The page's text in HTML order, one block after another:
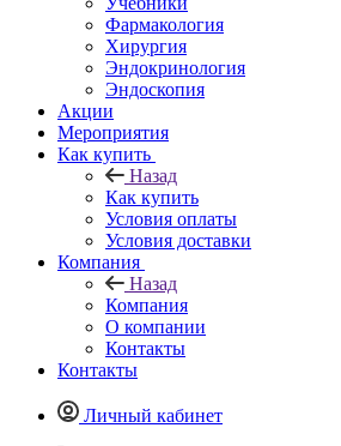
Фармакология
Хирургия
Эндокринология
Эндоскопия
Акции
Мероприятия
Как купить
Назад
Как купить
Условия оплаты
Условия доставки
Компания
Назад
Компания
О компании
Контакты
Контакты
Личный кабинет